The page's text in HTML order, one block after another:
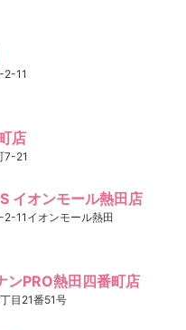
2-11
店
7-21
イオンモール熱田店
11イオンモール熱田
ンPRO熱田四番町店
目21番51号